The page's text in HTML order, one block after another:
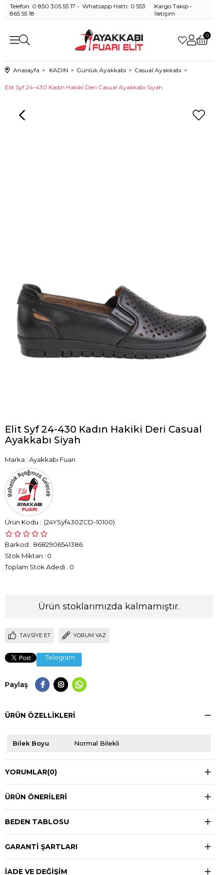
Telefon: 0 850 305 55 17 - Whatsapp Hattı: 0 553
865 55 18
Kargo Takip -
İletişim
0
Anasayfa KADIN Günlük Ayakkabı Casual Ayakkabı
Elit Syf 24-430 Kadın Hakiki Deri Casual Ayakkabı Siyah
Elit Syf 24-430 Kadın Hakiki Deri Casual
Ayakkabı Siyah
Marka : Ayakkabı Fuarı
(24YSyf430ZCD-10100)
Barkod : 8682906541386
Stok Miktarı : 0
Toplam Stok Adedi : 0
Ürün stoklarımızda kalmamıştır.
TAVSIYE ET YORUM YAZ
Telegram
Paylaş
ÜRÜN ÖZELLIKLERI
Bilek Boyu Normal Bilekli
YORUMLAR(0)
ÜRÜN ÖNERILERI
BEDEN TABLOSU
GARANTİ ŞARTLARI
İADE VE DEĞİŞİM